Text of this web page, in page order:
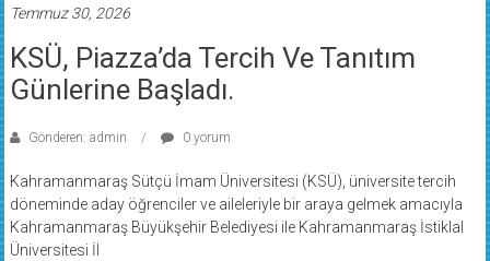
KSÜ, Piazza’da Tercih Ve Tanıtım
Günlerine Başladı.
Kahramanmaraş Sütçü İmam Üniversitesi (KSÜ), üniversite tercih
döneminde aday öğrenciler ve aileleriyle bir araya gelmek amacıyla
Kahramanmaraş Büyükşehir Belediyesi ile Kahramanmaraş İstiklal
Üniversitesi İl